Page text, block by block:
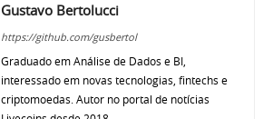
Gustavo Bertolucci
https://github.com/gusbertol
Graduado em Análise de Dados e BI,
interessado em novas tecnologias, fintechs e
criptomoedas. Autor no portal de notícias